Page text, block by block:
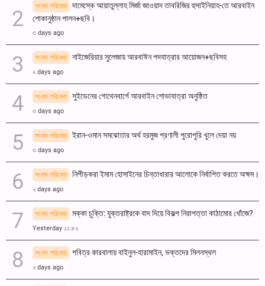
সংবাদ পরিষেবা
দামেস্কে আয়াতুল্লাহ মির্জা জাওয়াদ তাবরিজির হুসাইনিয়াহ-তে আরবাইন
শোকানুষ্ঠান পালন+ছবি।
৩ days ago
সংবাদ পরিষেবা নাইজেরিয়ার সুলেজায় আরবাঈন পদযাত্রার আয়োজন+ছবিসহ
২ days ago
সংবাদ পরিষেবা সুইডেনের গোথেনবার্গে আরবাইন শোভাযাত্রা অনুষ্ঠিত
৩ days ago
সংবাদ পরিষেবা ইরান-ওমান সমঝোতার অর্থ হরমুজ প্রণালী পুরোপুরি খুলে দেয়া নয়
৩ days ago
সংবাদ পরিষেবা নিপীড়করা ইমাম হোসাইনের চিন্তাধারার আলোকে নির্বাপিত করতে অক্ষম।
২ days ago
সংবাদ পরিষেবা মক্কা চুক্তি: যুক্তরাষ্ট্রকে বাদ দিয়ে বিকল্প নিরাপত্তা কাঠামোর খোঁজে?
Yesterday ১১:৫২
সংবাদ পরিষেবা পবিত্র কারবালায় বাইনুল-হারামাইন, ভক্তদের মিলনস্থল
২ days ago